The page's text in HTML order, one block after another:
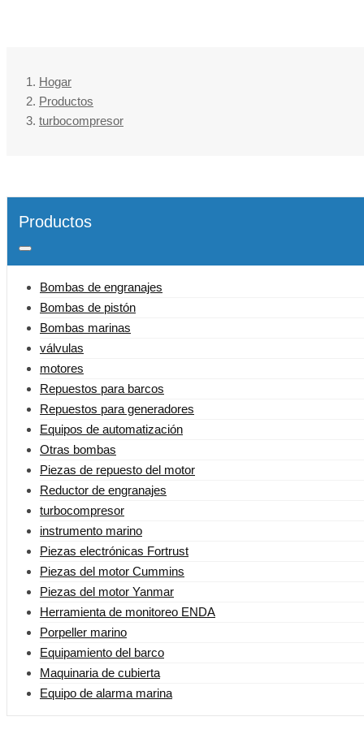
Hogar
Productos
turbocompresor
Productos
Bombas de engranajes
Bombas de pistón
Bombas marinas
válvulas
motores
Repuestos para barcos
Repuestos para generadores
Equipos de automatización
Otras bombas
Piezas de repuesto del motor
Reductor de engranajes
turbocompresor
instrumento marino
Piezas electrónicas Fortrust
Piezas del motor Cummins
Piezas del motor Yanmar
Herramienta de monitoreo ENDA
Porpeller marino
Equipamiento del barco
Maquinaria de cubierta
Equipo de alarma marina